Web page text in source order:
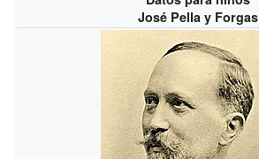
José Pella y Forgas